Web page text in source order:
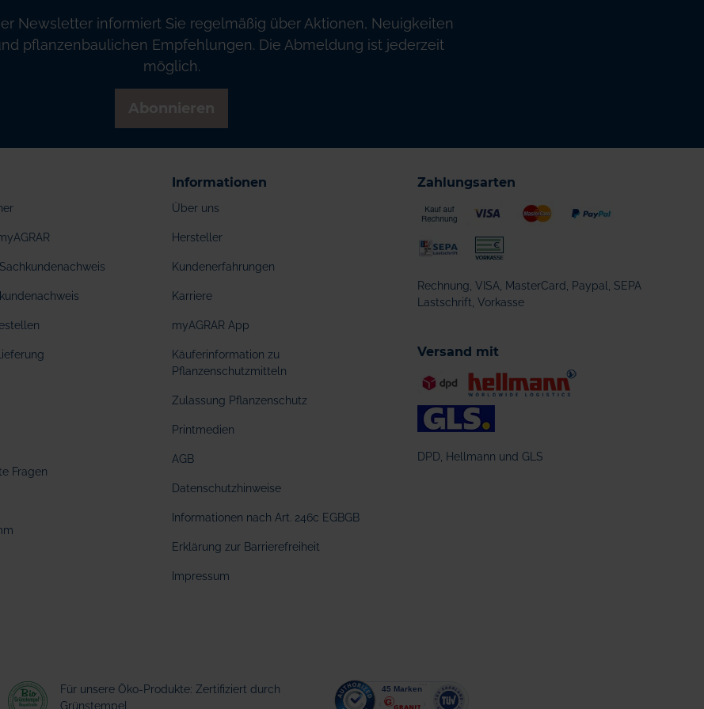
Newsletter informiert Sie regelmäßig über Aktionen, Neuigkeiten
pflanzenbaulichen Empfehlungen. Die Abmeldung ist jederzeit
möglich.
Fragen
Informationen
Über uns
Hersteller
Kundenerfahrungen
Karriere
myAGRAR App
Käuferinformation zu
Pflanzenschutzmitteln
Zulassung Pflanzenschutz
Printmedien
AGB
Datenschutzhinweise
Informationen nach Art. 246c EGBGB
Erklärung zur Barrierefreiheit
Impressum
Zahlungsarten
Rechnung, VISA, MasterCard, Paypal, SEPA
Lastschrift, Vorkasse
Versand mit
DPD, Hellmann und GLS
Für unsere Öko-Produkte: Zertifiziert durch
Grünstempel